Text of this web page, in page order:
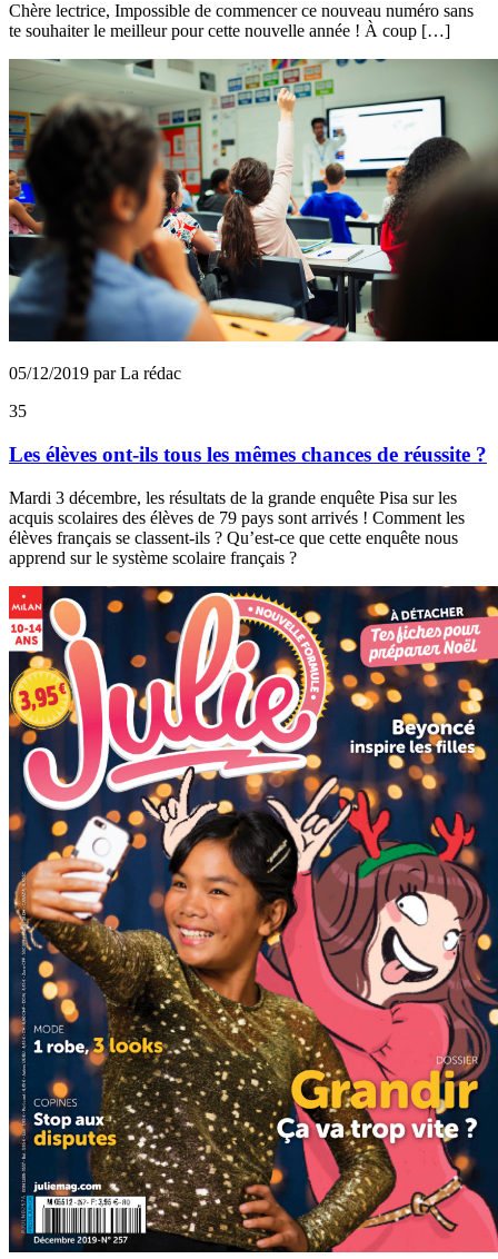
Chèr­e lectrice­, Impossible de commencer ce nouveau numéro sans
te souhaiter le meilleur pour cette nouvelle année­ ! À coup […]
05/12/2019 par La rédac
35
Les élèves ont-ils tous les mêmes chances de réussite ?
Mardi 3 décembre, les résultats de la grande enquête Pisa sur les
acquis scolaires des élèves de 79 pays sont arrivés ! Comment les
élèves français se classent-ils ? Qu’est-ce que cette enquête nous
apprend sur le système scolaire français ?